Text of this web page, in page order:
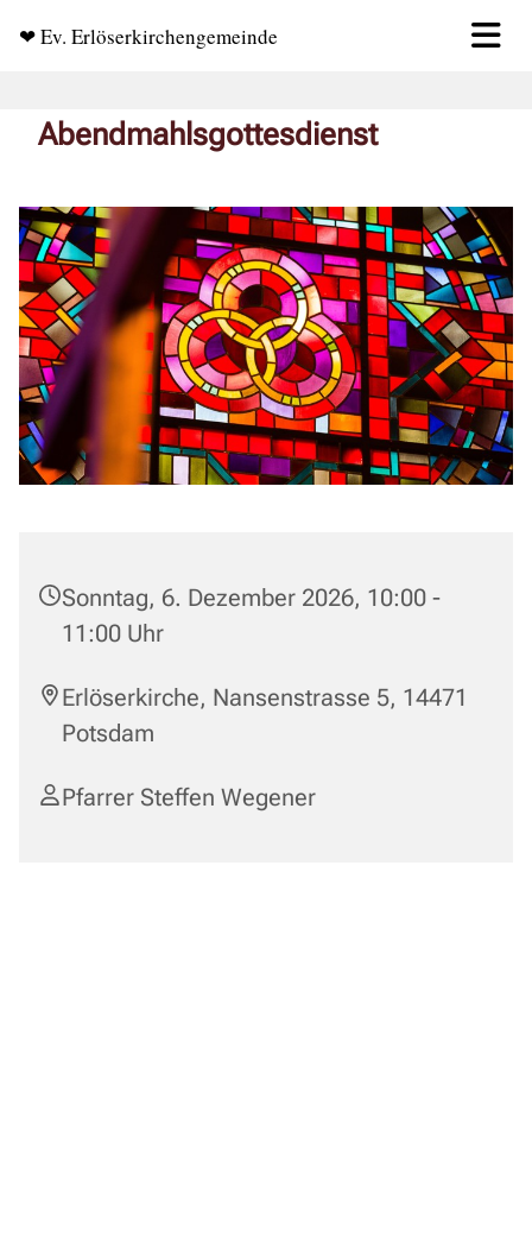
❤ Ev. Erlöserkirchengemeinde
Abendmahlsgottesdienst
Sonntag, 6. Dezember 2026, 10:00 -
11:00 Uhr
Erlöserkirche, Nansenstrasse 5, 14471
Potsdam
Pfarrer Steffen Wegener